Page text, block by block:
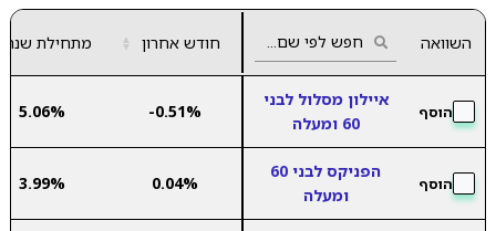
השוואה חודש אחרון ▲
▼ מתחילת שנה
הוסף
איילון מסלול לבני
60 ומעלה
-0.51%
5.06%
הוסף
הפניקס לבני 60
ומעלה
0.04%
3.99%